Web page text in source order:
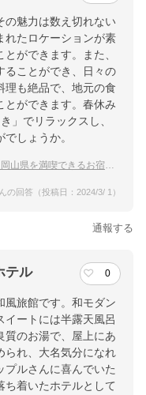
の魅力は数え切れない
れたロケーションが素
ができます。また、
ることができ、日々の
理も絶品で、地元の食
とができます。春休み
」でリラックスし、
しょうか。
を満喫できるお宿を教えて
の回答（投稿日：2024/3/ 1）
通報する
テル 0
風旅館です。和モダン
イートには半露天風呂
質のお湯で、屋上にあ
られ、大名気分になれ
プルさんに喜んでいた
ち着いたホテルとして